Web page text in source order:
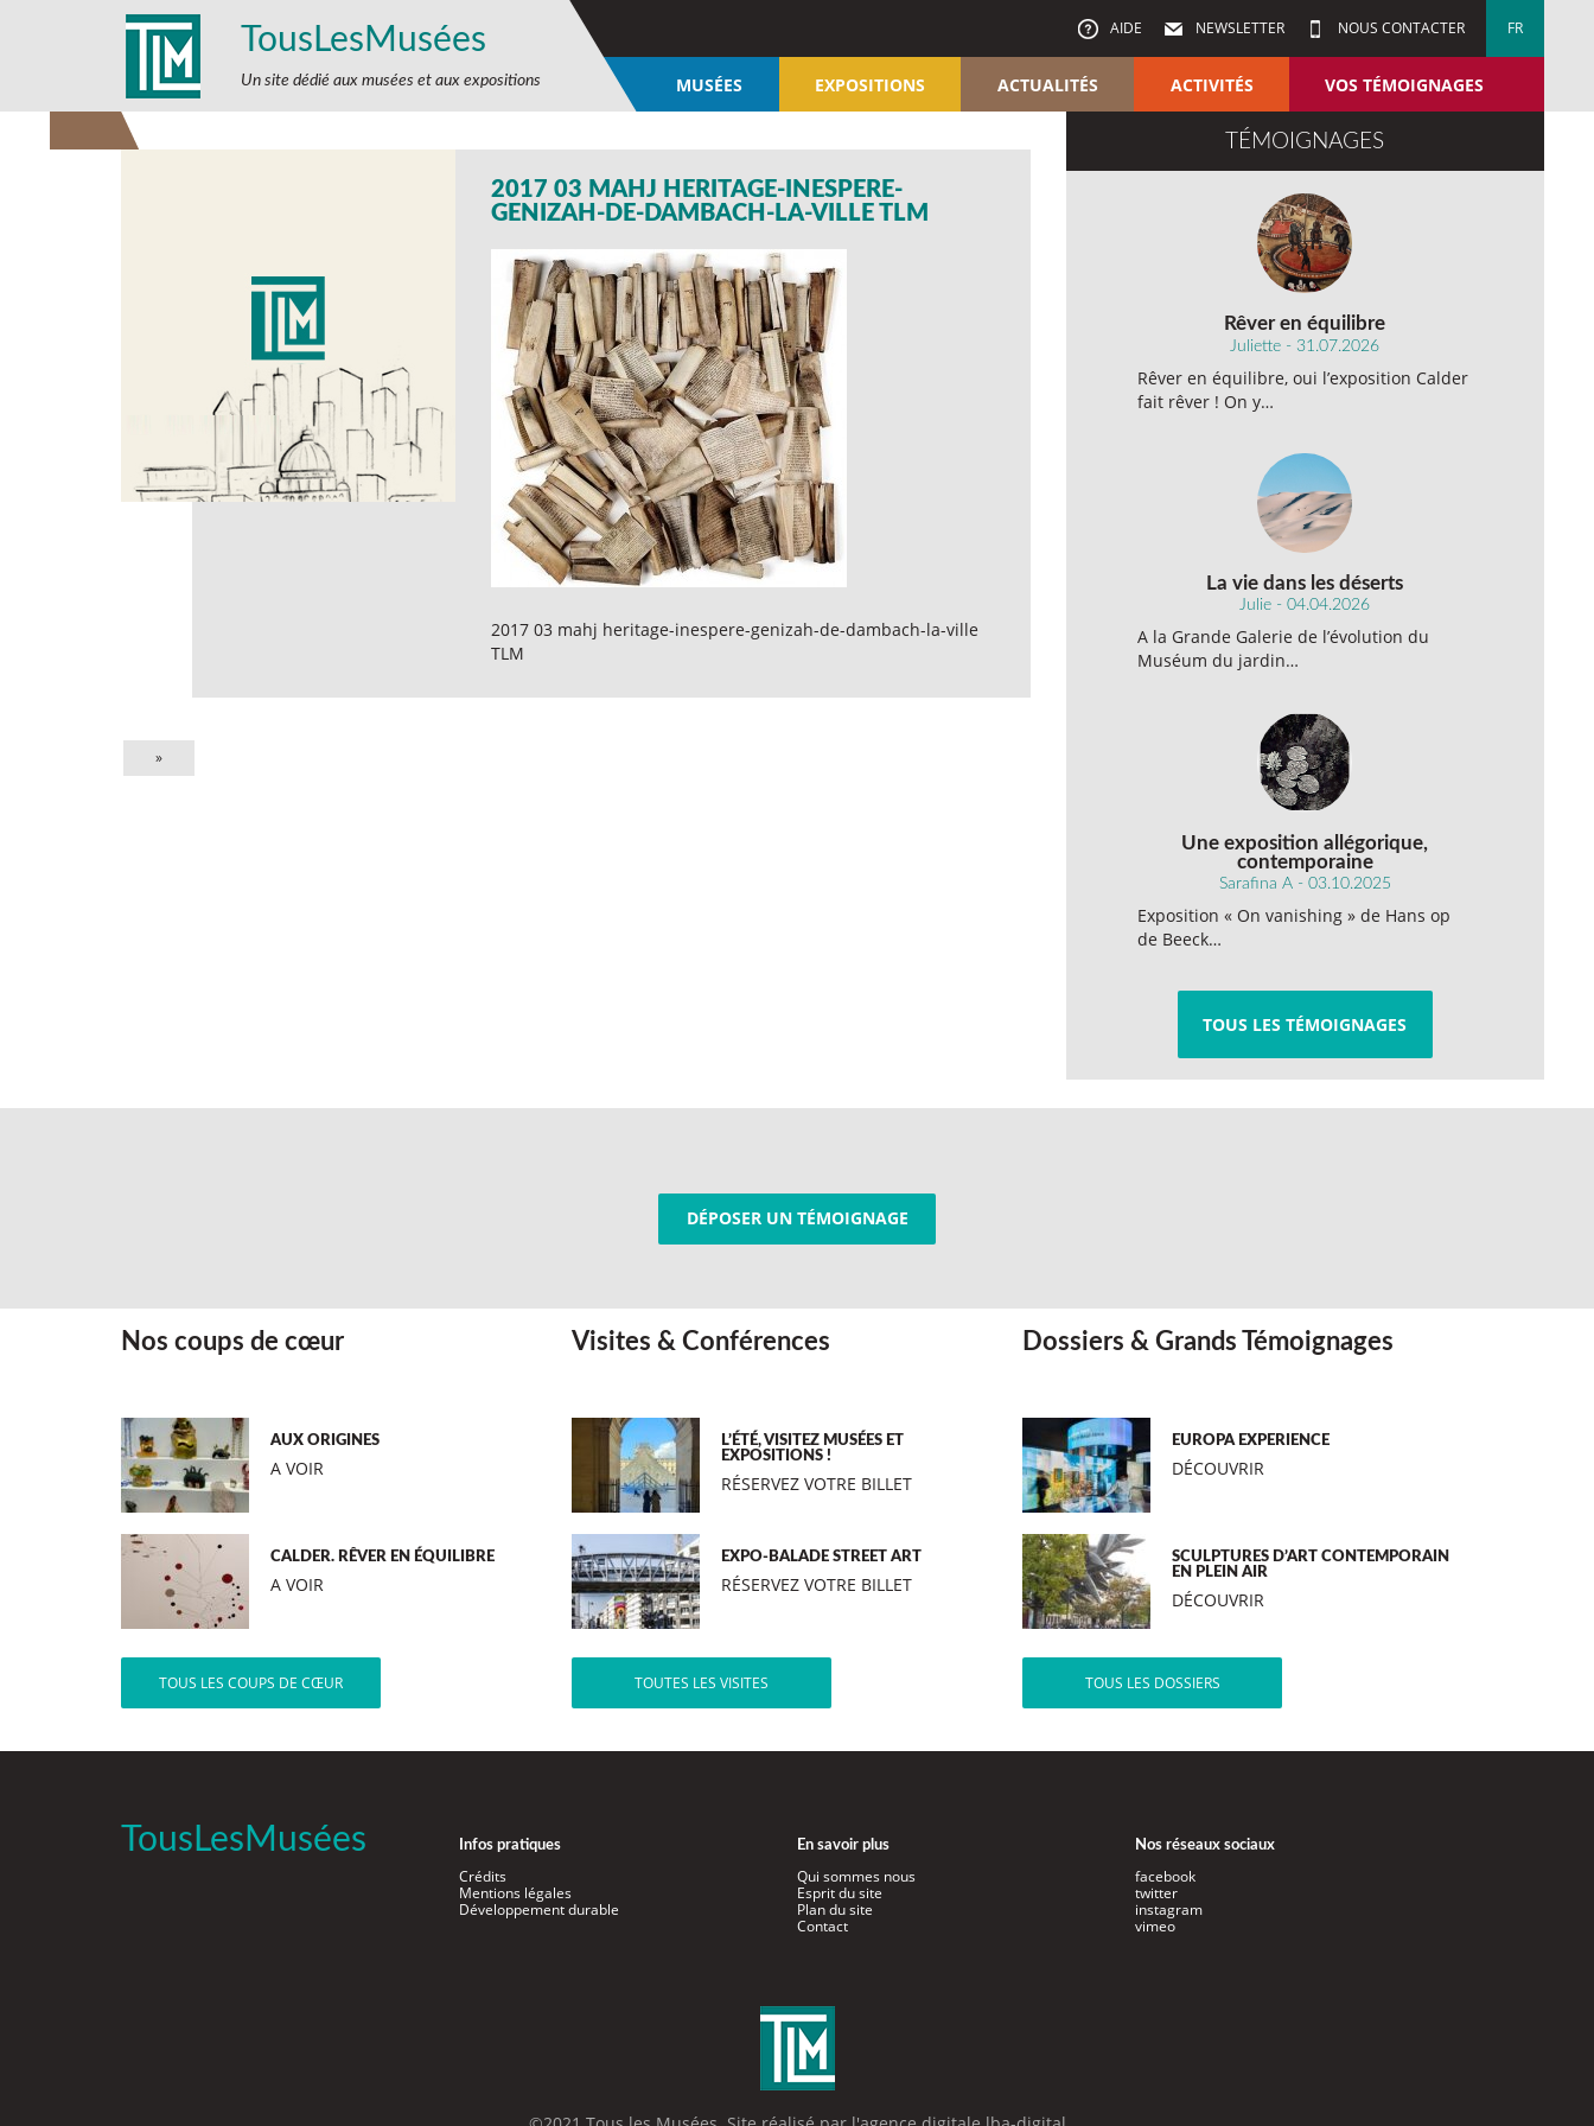
TousLesMusées
Un site dédié aux musées et aux expositions
AIDE NEWSLETTER NOUS CONTACTER FR
MUSÉES EXPOSITIONS ACTUALITÉS ACTIVITÉS VOS TÉMOIGNAGES
2017 03 MAHJ HERITAGE-INESPERE-
GENIZAH-DE-DAMBACH-LA-VILLE TLM
2017 03 mahj heritage-inespere-genizah-de-dambach-la-ville
TLM
»
TÉMOIGNAGES
Rêver en équilibre
Juliette - 31.07.2026
Rêver en équilibre, oui l’exposition Calder
fait rêver ! On y…
La vie dans les déserts
Julie - 04.04.2026
A la Grande Galerie de l’évolution du
Muséum du jardin…
Une exposition allégorique,
contemporaine
Sarafina A - 03.10.2025
Exposition « On vanishing » de Hans op
de Beeck…
TOUS LES TÉMOIGNAGES
DÉPOSER UN TÉMOIGNAGE
Nos coups de cœur
AUX ORIGINES
A VOIR
CALDER. RÊVER EN ÉQUILIBRE
A VOIR
TOUS LES COUPS DE CŒUR
Visites & Conférences
L’ÉTÉ, VISITEZ MUSÉES ET
EXPOSITIONS !
RÉSERVEZ VOTRE BILLET
EXPO-BALADE STREET ART
RÉSERVEZ VOTRE BILLET
TOUTES LES VISITES
Dossiers & Grands Témoignages
EUROPA EXPERIENCE
DÉCOUVRIR
SCULPTURES D’ART CONTEMPORAIN
EN PLEIN AIR
DÉCOUVRIR
TOUS LES DOSSIERS
TousLesMusées Infos pratiques
Crédits
Mentions légales
Développement durable
En savoir plus
Qui sommes nous
Esprit du site
Plan du site
Contact
Nos réseaux sociaux
facebook
twitter
instagram
vimeo